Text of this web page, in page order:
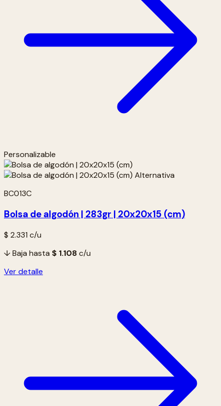
Personalizable
BC013C
Bolsa de algodón | 283gr | 20x20x15 (cm)
$ 2.331 c/u
↓ Baja hasta $ 1.108c/u
Ver detalle